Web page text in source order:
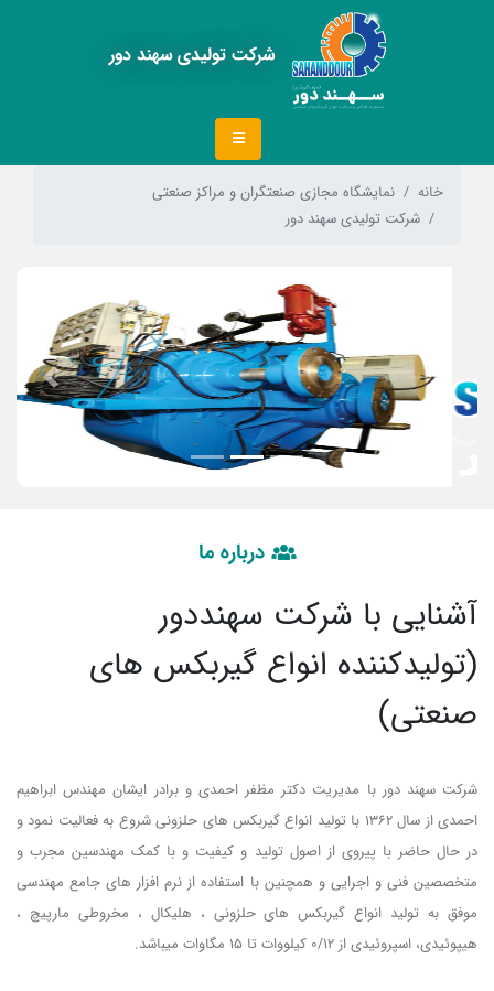
شرکت تولیدی سهند دور
خانه
نمایشگاه مجازی صنعتگران و مراکز صنعتی
شرکت تولیدی سهند دور
Previous
Next
درباره ما
آشنایی با شرکت سهنددور
(تولیدکننده انواع گیربکس های
صنعتی)
شرکت سهند دور با مدیریت دکتر مظفر احمدی و برادر ایشان مهندس ابراهیم
احمدی از سال 1362 با تولید انواع گیربکس های حلزونی شروع به فعالیت نمود و
در حال حاضر با پیروی از اصول تولید و کیفیت و با کمک مهندسین مجرب و
متخصصین فنی و اجرایی و همچنین با استفاده از نرم افزار های جامع مهندسی
موفق به تولید انواع گیربکس های حلزونی ، هلیکال ، مخروطی مارپیچ ،
هیپوئیدی، اسپروئیدی از ۰/۱۲ کیلووات تا ۱۵ مگاوات میباشد.